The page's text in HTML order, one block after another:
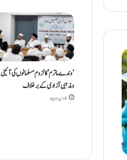
’وندے ماترم‘ کا لزوم مسلمانوں کی آئینی
ومذہبی آزادی کے برخلاف
4 دن ago